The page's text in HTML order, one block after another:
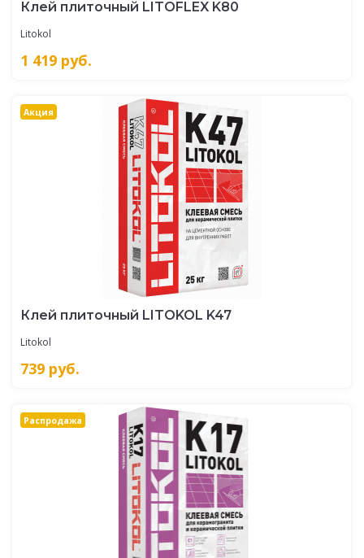
Клей плиточный LITOFLEX K80
Litokol
1 419 руб.
Акция
Клей плиточный LITOKOL K47
Litokol
739 руб.
Распродажа